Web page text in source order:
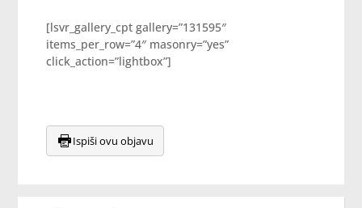
[lsvr_gallery_cpt gallery=”131595″
items_per_row=”4″ masonry=”yes”
click_action=”lightbox”]
Ispiši ovu objavu